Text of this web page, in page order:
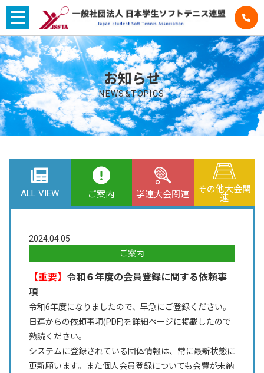
お知らせ
NEWS&TOPICS
ALL VIEW ご案内 学連大会関連
その他大会関
連
2024.04.05
ご案内
【重要】 令和６年度の会員登録に関する依頼事
項
令和6年度になりましたので、早急にご登録ください。
日連からの依頼事項(PDF)を詳細ページに掲載したので
熟読ください。
システムに登録されている団体情報は、常に最新状態に
更新願います。また個人会員登録についても会費が未納